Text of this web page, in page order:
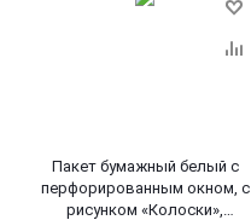
Пакет бумажный белый с
перфорированным окном, с
рисунком «Колоски»,